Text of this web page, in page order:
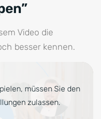
Video die
besser kennen.
müssen Sie den
zulassen.